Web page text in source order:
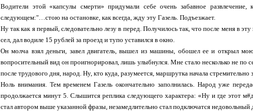
Водители этой «капсулы смерти» придумали себе очень забавное
следующем:"…стою на остановке, как всегда, жду эту Газель. Подъезжает.
Ну так как я первый, следовательно лезу в перед. Получилось так, что после меня в
сел, дал водиле 15 рублей за проезд и тупо уставился в окно.
Он молча взял деньги, завел двигатель, вышел из машины, обошел ее и открыл
вопросительный вид он проигнорировал, лишь улыбнулся. Мне стало несколько не по
после трудового дня, народ. Ну, кто куда, разумеется, маршрутка начала
Ноль внимания. Тем временем Газель окончательно заполнилась. Народ уже
продолжается минут 5. Слышится реплика следующего характера: «Ну и где этот
стал автором выше указанной фразы, незамедлительно стал подключатся недовольный